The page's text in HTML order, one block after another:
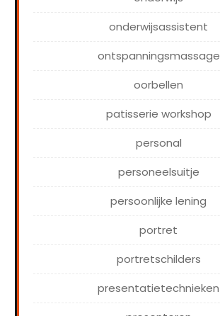
onderwijsassistent
ontspanningsmassage
oorbellen
patisserie workshop
personal
personeelsuitje
persoonlijke lening
portret
portretschilders
presentatietechnieken